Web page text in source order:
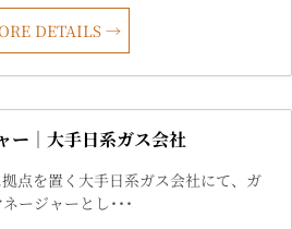
DETAILS
ー｜大手日系ガス会社
点を置く大手日系ガス会社にて、ガ
ージャーとし･･･